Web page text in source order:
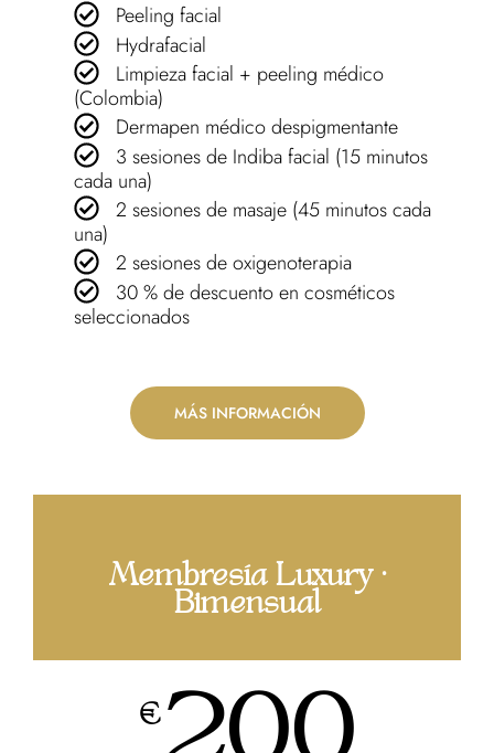
Peeling facial
Hydrafacial
Limpieza facial + peeling médico
(Colombia)
Dermapen médico despigmentante
3 sesiones de Indiba facial (15 minutos
cada una)
2 sesiones de masaje (45 minutos cada
una)
2 sesiones de oxigenoterapia
30 % de descuento en cosméticos
seleccionados
MÁS INFORMACIÓN
Membresía Luxury ·
Bimensual
€